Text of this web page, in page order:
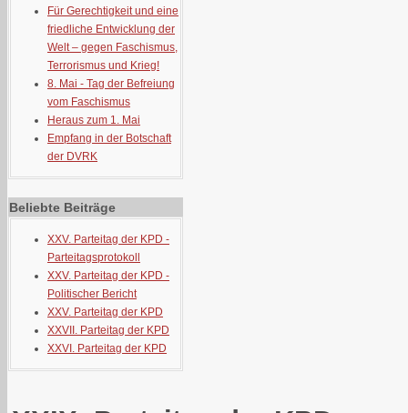
Für Gerechtigkeit und eine
friedliche Entwicklung der
Welt – gegen Faschismus,
Terrorismus und Krieg!
8. Mai - Tag der Befreiung
vom Faschismus
Heraus zum 1. Mai
Empfang in der Botschaft
der DVRK
Beliebte Beiträge
XXV. Parteitag der KPD -
Parteitagsprotokoll
XXV. Parteitag der KPD -
Politischer Bericht
XXV. Parteitag der KPD
XXVII. Parteitag der KPD
XXVI. Parteitag der KPD